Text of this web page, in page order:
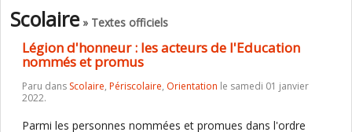
Scolaire» Textes officiels
Légion d'honneur : les acteurs de l'Education
nommés et promus
Paru dans Scolaire, Périscolaire, Orientation le samedi 01 janvier
2022.
Parmi les personnes nommées et promues dans l'ordre